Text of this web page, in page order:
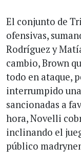
El conjunto de
ofensivas,
Rodríguez y
cambio, Brown
todo en ataque,
interrumpido
sancionadas a
hora, Novelli
inclinando el
público